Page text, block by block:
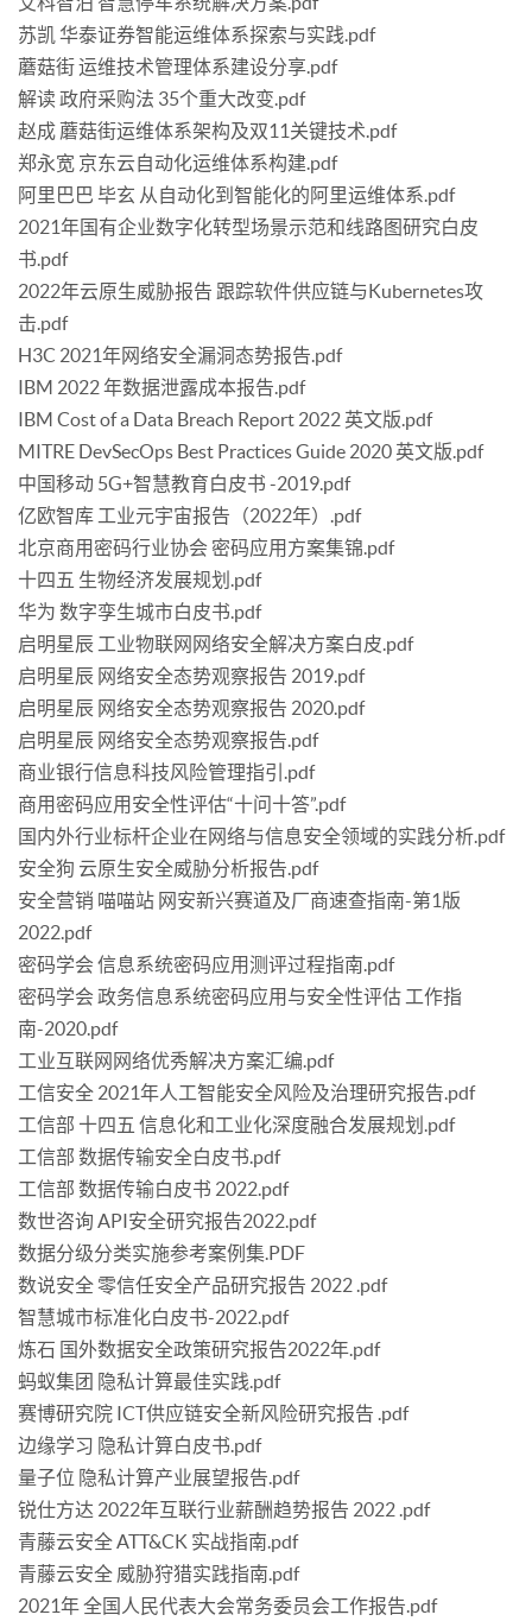
苏凯 华泰证券智能运维体系探索与实践.pdf
蘑菇街 运维技术管理体系建设分享.pdf
解读 政府采购法 35个重大改变.pdf
赵成 蘑菇街运维体系架构及双11关键技术.pdf
郑永宽 京东云自动化运维体系构建.pdf
阿里巴巴 毕玄 从自动化到智能化的阿里运维体系.pdf
2021年国有企业数字化转型场景示范和线路图研究白皮
书.pdf
2022年云原生威胁报告 跟踪软件供应链与Kubernetes攻
击.pdf
H3C 2021年网络安全漏洞态势报告.pdf
IBM 2022 年数据泄露成本报告.pdf
IBM Cost of a Data Breach Report 2022 英文版.pdf
MITRE DevSecOps Best Practices Guide 2020 英文版.pdf
中国移动 5G+智慧教育白皮书 -2019.pdf
亿欧智库 工业元宇宙报告（2022年）.pdf
北京商用密码行业协会 密码应用方案集锦.pdf
十四五 生物经济发展规划.pdf
华为 数字孪生城市白皮书.pdf
启明星辰 工业物联网网络安全解决方案白皮.pdf
启明星辰 网络安全态势观察报告 2019.pdf
启明星辰 网络安全态势观察报告 2020.pdf
启明星辰 网络安全态势观察报告.pdf
商业银行信息科技风险管理指引.pdf
商用密码应用安全性评估“十问十答”.pdf
国内外行业标杆企业在网络与信息安全领域的实践分析.pdf
安全狗 云原生安全威胁分析报告.pdf
安全营销 喵喵站 网安新兴赛道及厂商速查指南-第1版
2022.pdf
密码学会 信息系统密码应用测评过程指南.pdf
密码学会 政务信息系统密码应用与安全性评估 工作指
南-2020.pdf
工业互联网网络优秀解决方案汇编.pdf
工信安全 2021年人工智能安全风险及治理研究报告.pdf
工信部 十四五 信息化和工业化深度融合发展规划.pdf
工信部 数据传输安全白皮书.pdf
工信部 数据传输白皮书 2022.pdf
数世咨询 API安全研究报告2022.pdf
数据分级分类实施参考案例集.PDF
数说安全 零信任安全产品研究报告 2022 .pdf
智慧城市标准化白皮书-2022.pdf
炼石 国外数据安全政策研究报告2022年.pdf
蚂蚁集团 隐私计算最佳实践.pdf
赛博研究院 ICT供应链安全新风险研究报告 .pdf
边缘学习 隐私计算白皮书.pdf
量子位 隐私计算产业展望报告.pdf
锐仕方达 2022年互联行业薪酬趋势报告 2022 .pdf
青藤云安全 ATT&CK 实战指南.pdf
青藤云安全 威胁狩猎实践指南.pdf
2021年 全国人民代表大会常务委员会工作报告.pdf